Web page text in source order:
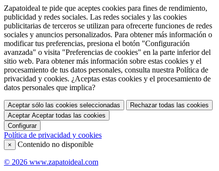
Zapatoideal te pide que aceptes cookies para fines de rendimiento,
publicidad y redes sociales. Las redes sociales y las cookies
publicitarias de terceros se utilizan para ofrecerte funciones de redes
sociales y anuncios personalizados. Para obtener más información o
modificar tus preferencias, presiona el botón "Configuración
avanzada" o visita "Preferencias de cookies" en la parte inferior del
sitio web. Para obtener más información sobre estas cookies y el
procesamiento de tus datos personales, consulta nuestra Política de
privacidad y cookies. ¿Aceptas estas cookies y el procesamiento de
datos personales que implica?
Aceptar sólo las cookies seleccionadas
Rechazar todas las cookies
Aceptar Aceptar todas las cookies
Configurar
Política de privacidad y cookies
× Contenido no disponible
© 2026 www.zapatoideal.com